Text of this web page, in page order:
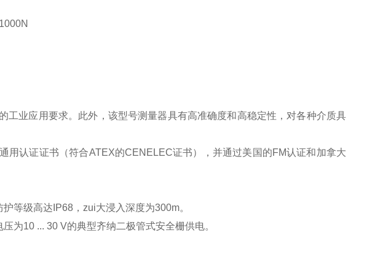
工业应用要求。此外，该型号测量器具有高准确度和高稳定性，对各种介质具
用认证证书（符合ATEX的CENELEC证书），并通过美国的FM认证和加拿大
等级高达IP68，zui大浸入深度为300m。
为10 ... 30 V的典型齐纳二极管式安全栅供电。